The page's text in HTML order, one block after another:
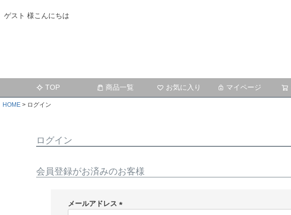
ゲスト 様こんにちは
TOP
商品一覧 お気に入り マイページ
HOME ログイン
ログイン
会員登録がお済みのお客様
メールアドレス